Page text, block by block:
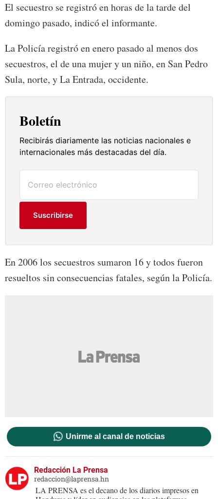
El secuestro se registró en horas de la tarde del
domingo pasado, indicó el informante.
La Policía registró en enero pasado al menos dos
secuestros, el de una mujer y un niño, en San Pedro
Sula, norte, y La Entrada, occidente.
Boletín
Recibirás diariamente las noticias nacionales e
internacionales más destacadas del día.
Suscribirse
En 2006 los secuestros sumaron 16 y todos fueron
resueltos sin consecuencias fatales, según la Policía.
Unirme al canal de noticias
Redacción La Prensa
redaccion@laprensa.hn
LA PRENSA es el decano de los diarios impresos en